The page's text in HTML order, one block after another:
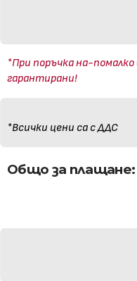
*При поръчка на-
гарантирани!
*Всички цени са с ДДС
Общо за плащане: